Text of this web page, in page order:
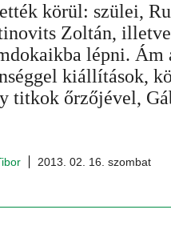
körül: szülei,
Zoltán, illetve
lépni.
kiállítások,
titkok őrzőjével,
2013. 02. 16. szombat